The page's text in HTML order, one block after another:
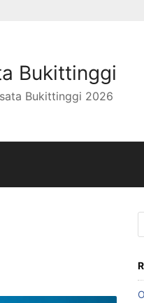
Bukittinggi
Bukittinggi 2026